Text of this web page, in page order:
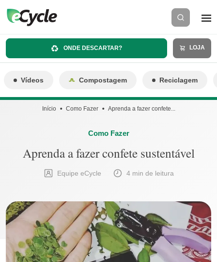
ONDE DESCARTAR? LOJA
Vídeos Compostagem Reciclagem
Início Como Fazer Aprenda a fazer confete...
Como Fazer
Aprenda a fazer confete sustentável
Equipe eCycle 4 min de leitura